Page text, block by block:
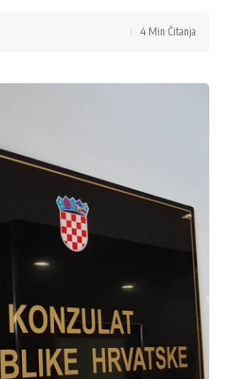
4 Min Čitanja